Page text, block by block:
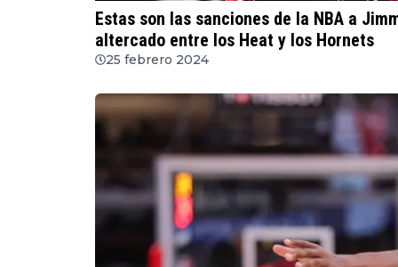
Estas son las sanciones de la NBA a
altercado entre los Heat y los Hornets
25 febrero 2024